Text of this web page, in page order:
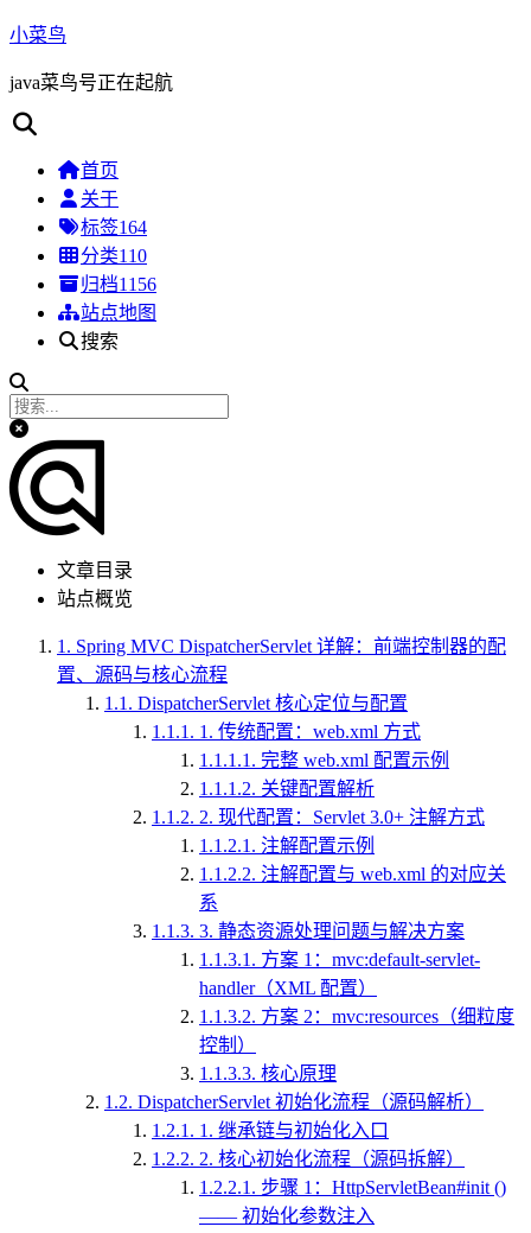
小菜鸟
java菜鸟号正在起航
首页
关于
标签164
分类110
归档1156
站点地图
搜索
文章目录
站点概览
1. Spring MVC DispatcherServlet 详解：前端控制器的配
置、源码与核心流程
1.1. DispatcherServlet 核心定位与配置
1.1.1. 1. 传统配置：web.xml 方式
1.1.1.1. 完整 web.xml 配置示例
1.1.1.2. 关键配置解析
1.1.2. 2. 现代配置：Servlet 3.0+ 注解方式
1.1.2.1. 注解配置示例
1.1.2.2. 注解配置与 web.xml 的对应关
系
1.1.3. 3. 静态资源处理问题与解决方案
1.1.3.1. 方案 1：mvc:default-servlet-
handler（XML 配置）
1.1.3.2. 方案 2：mvc:resources（细粒度
控制）
1.1.3.3. 核心原理
1.2. DispatcherServlet 初始化流程（源码解析）
1.2.1. 1. 继承链与初始化入口
1.2.2. 2. 核心初始化流程（源码拆解）
1.2.2.1. 步骤 1：HttpServletBean#init ()
—— 初始化参数注入